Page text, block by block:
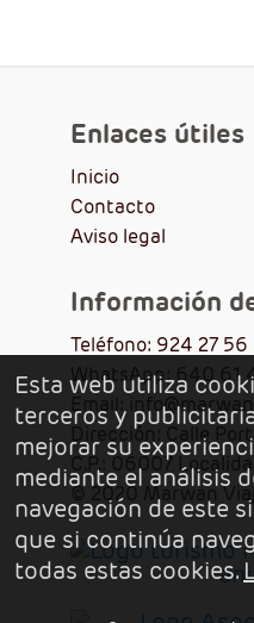
Enlaces útiles
Inicio
Contacto
Aviso legal
Información
Teléfono: 924 27 56
WhatsApp: 640 61
Email:
Dirección: Calle
C.P.: 06007
© 2020 Marwan
Esta web utiliza
terceros y
mejorar su
mediante el análisis
navegación de este
que si continúa
todas estas cookies.